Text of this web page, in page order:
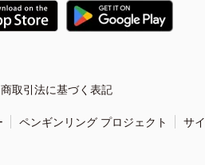
取引法に基づく表記
ペンギンリング プロジェクト サ